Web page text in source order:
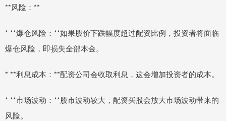
**风险：**
* **爆仓风险：**如果股价下跌幅度超过配资比例，投资者将面临
爆仓风险，即损失全部本金。
* **利息成本：**配资公司会收取利息，这会增加投资者的成本。
* **市场波动：**股市波动较大，配资买股会放大市场波动带来的
风险。